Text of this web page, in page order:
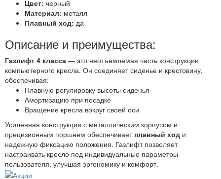
Цвет: черный
Материал: металл
Плавный ход: да
Описание и преимущества:
Газлифт 4 класса — это неотъемлемая часть конструкции
компьютерного кресла. Он соединяет сиденье и крестовину,
обеспечивая:
Плавную регулировку высоты сиденья
Амортизацию при посадке
Вращение кресла вокруг своей оси
Усиленная конструкция с металлическим корпусом и
прецизионным поршнем обеспечивает плавный ход и
надежную фиксацию положения. Газлифт позволяет
настраивать кресло под индивидуальные параметры
пользователя, улучшая эргономику и комфорт.